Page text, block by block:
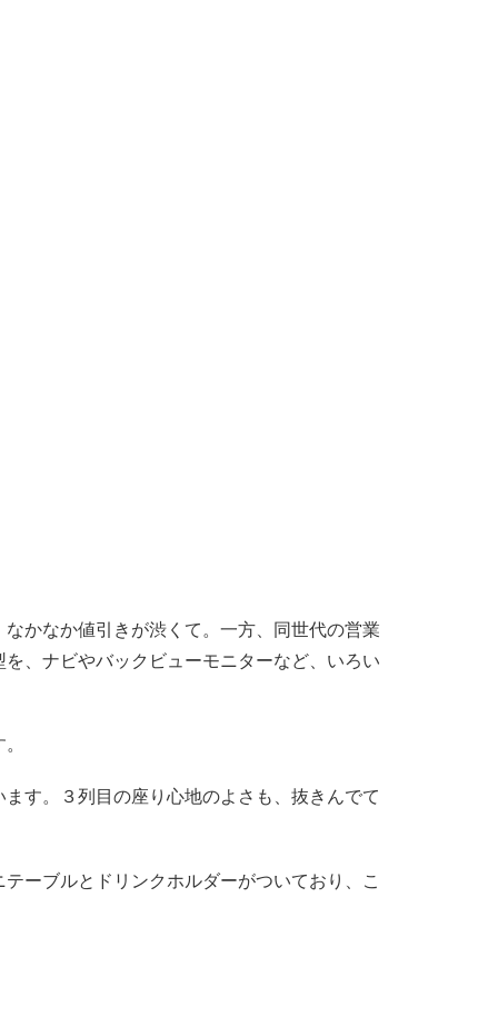
かなか値引きが渋くて。一方、同世代の営業
、ナビやバックビューモニターなど、いろい
す。３列目の座り心地のよさも、抜きんでて
ーブルとドリンクホルダーがついており、こ